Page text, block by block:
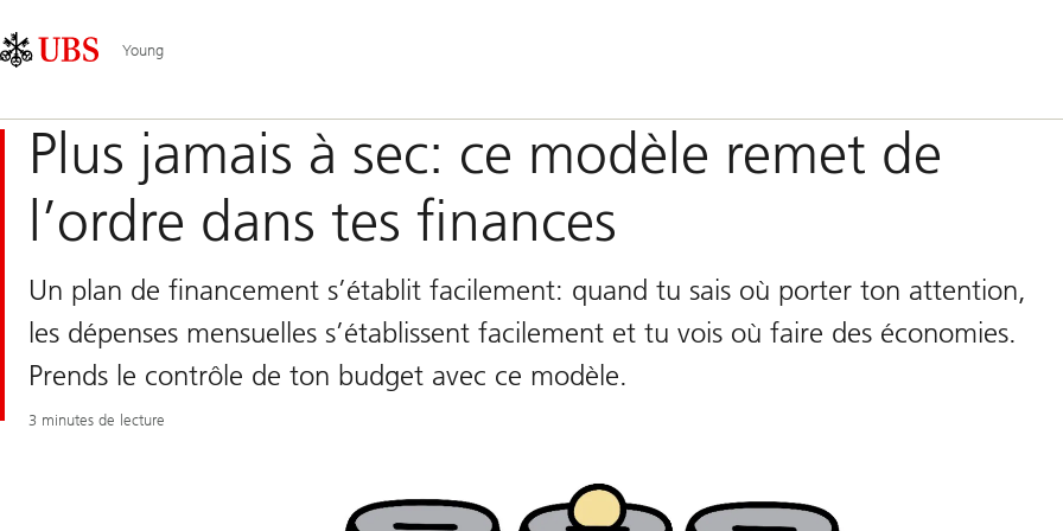
Area
principale
Young
Plus jamais à sec: ce modèle remet de
l’ordre dans tes finances
Un plan de financement s’établit facilement: quand tu sais où porter ton attention,
les dépenses mensuelles s’établissent facilement et tu vois où faire des économies.
Prends le contrôle de ton budget avec ce modèle.
3 minutes de lecture